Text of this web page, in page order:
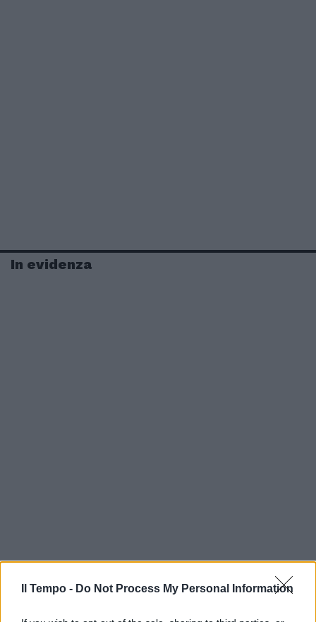
Il Tempo - Do Not Process My Personal Information
In evidenza